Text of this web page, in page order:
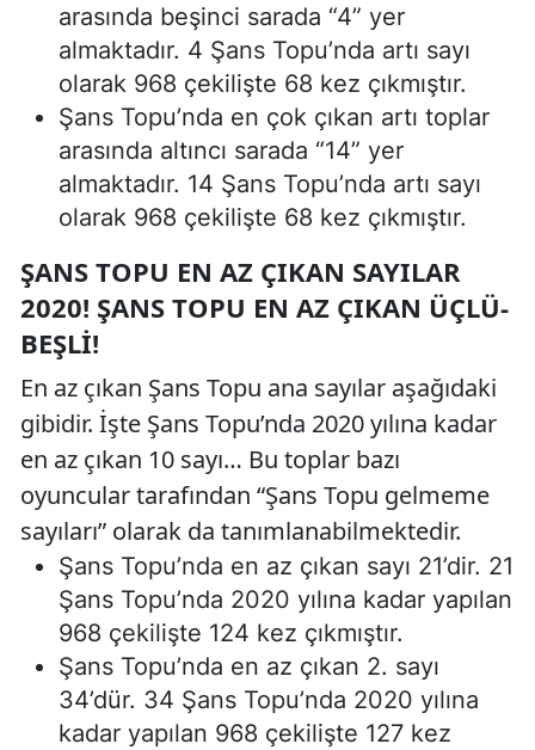
arasında beşinci sarada “4” yer
almaktadır. 4 Şans Topu’nda artı sayı
olarak 968 çekilişte 68 kez çıkmıştır.
Şans Topu’nda en çok çıkan artı toplar
arasında altıncı sarada “14” yer
almaktadır. 14 Şans Topu’nda artı sayı
olarak 968 çekilişte 68 kez çıkmıştır.
ŞANS TOPU EN AZ ÇIKAN SAYILAR
2020! ŞANS TOPU EN AZ ÇIKAN ÜÇLÜ-
BEŞLI!
En az çıkan Şans Topu ana sayılar aşağıdaki
gibidir. İşte Şans Topu’nda 2020 yılına kadar
en az çıkan 10 sayı… Bu toplar bazı
oyuncular tarafından “Şans Topu gelmeme
sayıları” olarak da tanımlanabilmektedir.
Şans Topu’nda en az çıkan sayı 21’dir. 21
Şans Topu’nda 2020 yılına kadar yapılan
968 çekilişte 124 kez çıkmıştır.
Şans Topu’nda en az çıkan 2. sayı
34’dür. 34 Şans Topu’nda 2020 yılına
kadar yapılan 968 çekilişte 127 kez